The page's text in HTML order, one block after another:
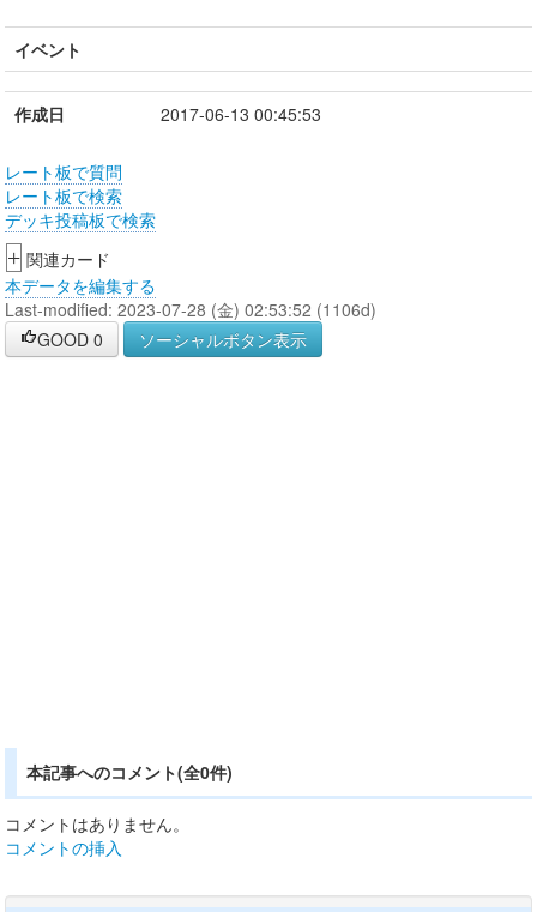
イベント
作成日 2017-06-13 00:45:53
レート板で質問
レート板で検索
デッキ投稿板で検索
+ 関連カード
本データを編集する
Last-modified: 2023-07-28 (金) 02:53:52 (1106d)
GOOD 0 ソーシャルボタン表示
本記事へのコメント(全0件)
コメントはありません。
コメントの挿入